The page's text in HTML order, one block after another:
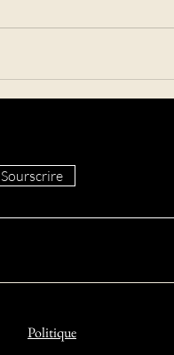
Sourscrire
Politique